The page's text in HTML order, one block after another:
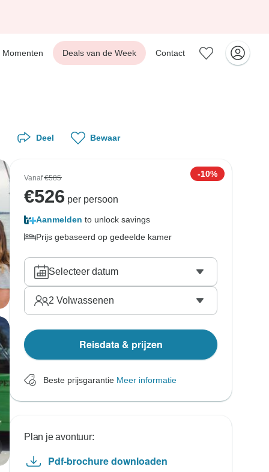
Momenten Deals van de Week Contact
Deel Bewaar
Vanaf€585 -10%
€526 per persoon
Aanmelden to unlock savings
Prijs gebaseerd op gedeelde kamer
Selecteer datum
2 Volwassenen
Reisdata & prijzen
Beste prijsgarantie Meer informatie
Plan je avontuur:
Pdf-brochure downloaden